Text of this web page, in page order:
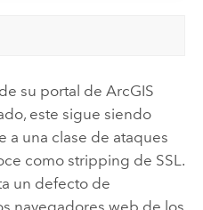
su portal de ArcGIS
este sigue siendo
a una clase de ataques
como stripping de SSL.
un defecto de